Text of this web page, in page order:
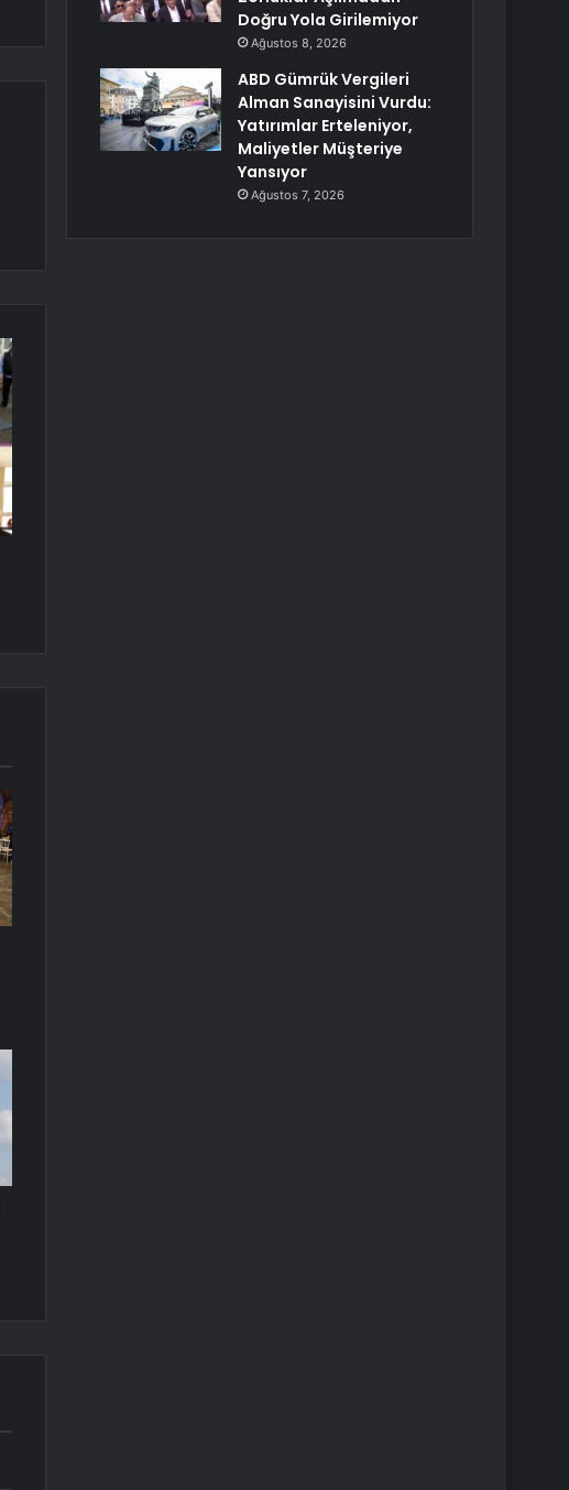
Doğru Yola Girilemiyor
Ağustos 8, 2026
ABD Gümrük Vergileri
Alman Sanayisini Vurdu:
Yatırımlar Erteleniyor,
Maliyetler Müşteriye
Yansıyor
Ağustos 7, 2026